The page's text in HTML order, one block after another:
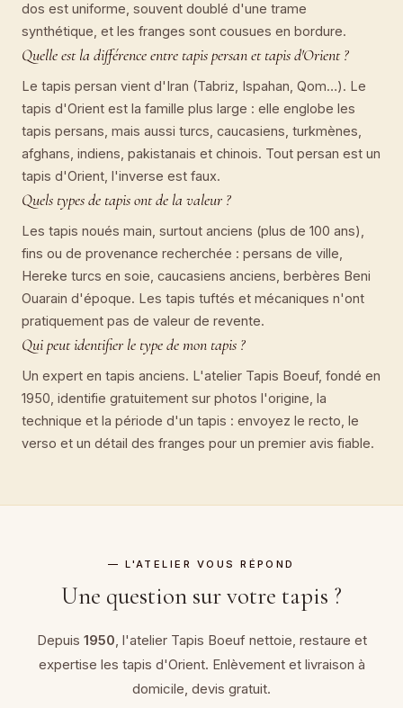
dos est uniforme, souvent doublé d'une trame
synthétique, et les franges sont cousues en bordure.
Quelle est la différence entre tapis persan et tapis d'Orient ?
Le tapis persan vient d'Iran (Tabriz, Ispahan, Qom…). Le
tapis d'Orient est la famille plus large : elle englobe les
tapis persans, mais aussi turcs, caucasiens, turkmènes,
afghans, indiens, pakistanais et chinois. Tout persan est un
tapis d'Orient, l'inverse est faux.
Quels types de tapis ont de la valeur ?
Les tapis noués main, surtout anciens (plus de 100 ans),
fins ou de provenance recherchée : persans de ville,
Hereke turcs en soie, caucasiens anciens, berbères Beni
Ouarain d'époque. Les tapis tuftés et mécaniques n'ont
pratiquement pas de valeur de revente.
Qui peut identifier le type de mon tapis ?
Un expert en tapis anciens. L'atelier Tapis Boeuf, fondé en
1950, identifie gratuitement sur photos l'origine, la
technique et la période d'un tapis : envoyez le recto, le
verso et un détail des franges pour un premier avis fiable.
— L'ATELIER VOUS RÉPOND
Une question sur votre tapis ?
Depuis 1950, l'atelier Tapis Boeuf nettoie, restaure et
expertise les tapis d'Orient. Enlèvement et livraison à
domicile, devis gratuit.